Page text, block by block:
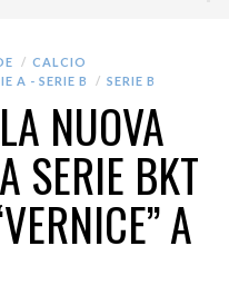
CALCIO
A - SERIE B SERIE B
NUOVA
SERIE BKT
A